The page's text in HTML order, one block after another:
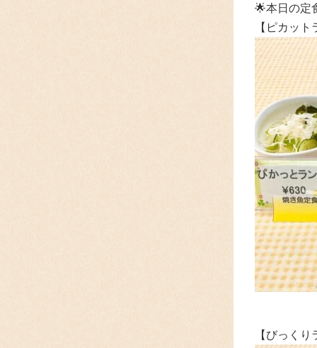
🌟本日の定
【ピカッ
【びっく